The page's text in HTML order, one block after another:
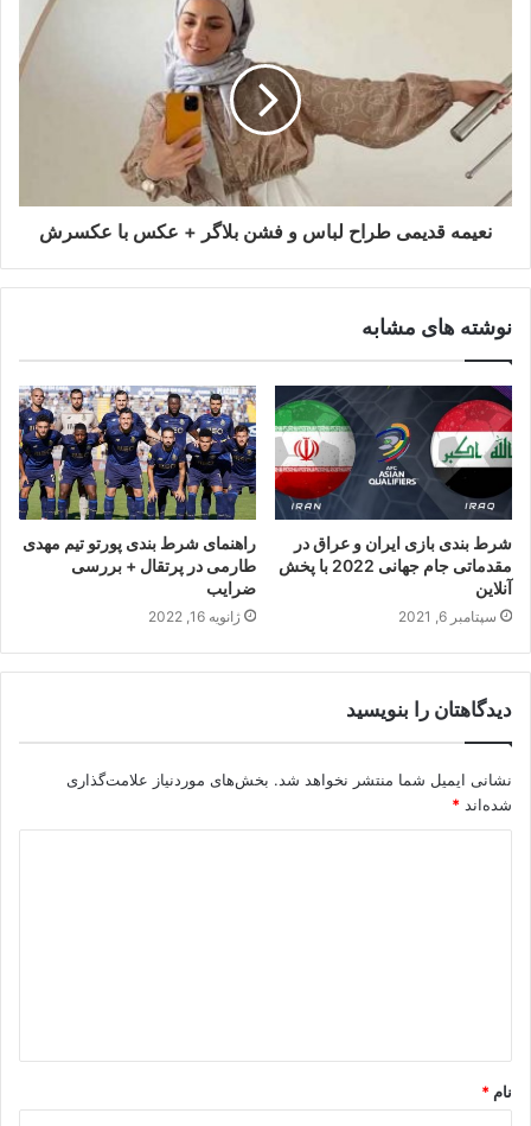
نعیمه قدیمی طراح لباس و فشن بلاگر + عکس با عکسرش
نوشته های مشابه
شرط بندی بازی ایران و عراق در
مقدماتی جام جهانی 2022 با پخش
آنلاین
سپتامبر 6, 2021
راهنمای شرط بندی پورتو تیم مهدی
طارمی در پرتقال + بررسی
ضرایب
ژانویه 16, 2022
دیدگاهتان را بنویسید
نشانی ایمیل شما منتشر نخواهد شد. بخش‌های موردنیاز علامت‌گذاری
شده‌اند *
نام *